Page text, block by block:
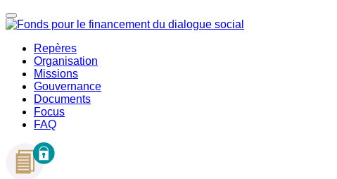
Repères
Organisation
Missions
Gouvernance
Documents
Focus
FAQ